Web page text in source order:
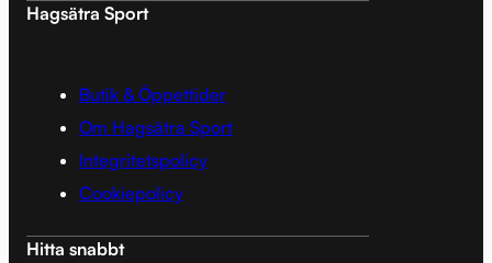
Hagsätra Sport
Butik & Öppettider
Om Hagsätra Sport
Integritetspolicy
Cookiepolicy
Hitta snabbt